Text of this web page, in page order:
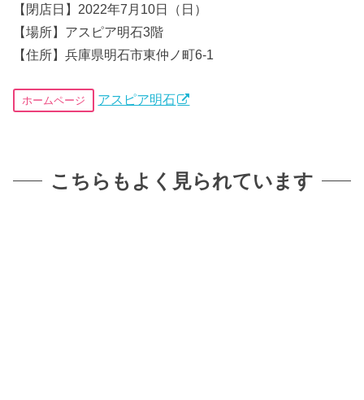
【閉店日】2022年7月10日（日）
【場所】アスピア明石3階
【住所】兵庫県明石市東仲ノ町6-1
ホームページ アスピア明石
こちらもよく見られています